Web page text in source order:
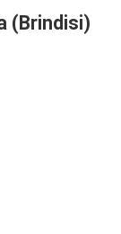
(Brindisi)